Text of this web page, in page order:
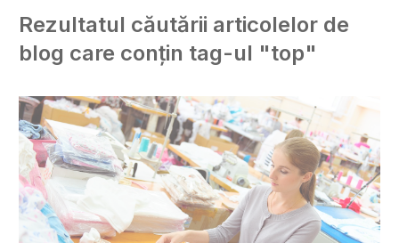
Rezultatul căutării articolelor de
blog care conțin tag-ul "top"